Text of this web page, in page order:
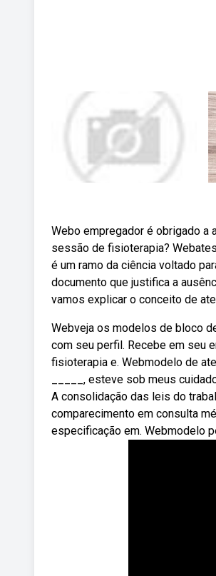
Webo empregador é obrigado a
sessão de fisioterapia?
é um ramo da ciência voltado
documento que justifica a
vamos explicar o conceito de
Webveja os modelos de bloco
com seu perfil. Recebe em seu
fisioterapia e. Webmodelo de
_____, esteve sob meus
A consolidação das leis do
comparecimento em consulta
especificação em. Webmodelo